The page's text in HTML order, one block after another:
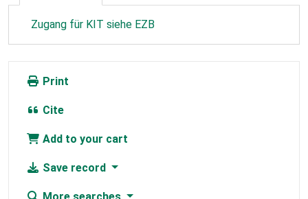
Zugang für KIT siehe EZB
Print
Cite
Add to your cart
Save record